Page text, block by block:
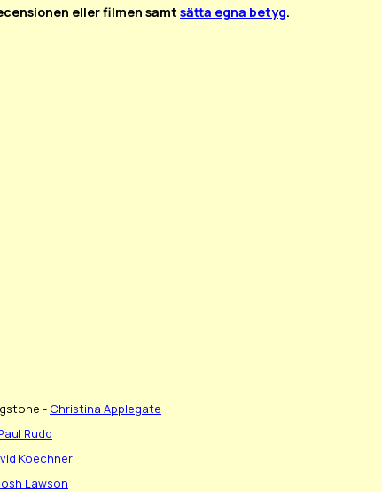
eller filmen samt sätta egna betyg.
- Christina Applegate
Rudd
Koechner
Lawson